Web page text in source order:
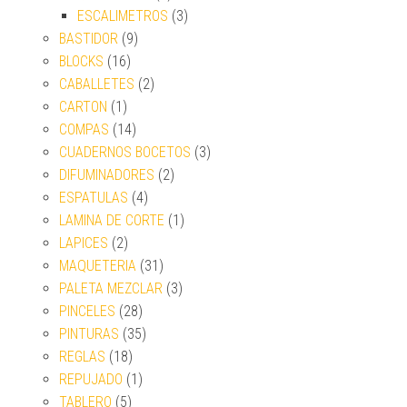
ESCALIMETROS (3)
BASTIDOR (9)
BLOCKS (16)
CABALLETES (2)
CARTON (1)
COMPAS (14)
CUADERNOS BOCETOS (3)
DIFUMINADORES (2)
ESPATULAS (4)
LAMINA DE CORTE (1)
LAPICES (2)
MAQUETERIA (31)
PALETA MEZCLAR (3)
PINCELES (28)
PINTURAS (35)
REGLAS (18)
REPUJADO (1)
TABLERO (5)